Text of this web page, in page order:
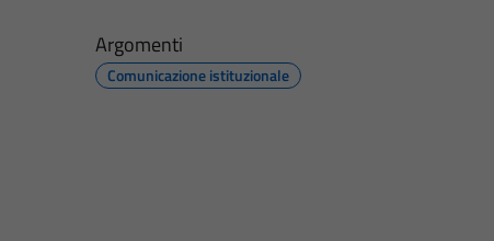
Argomenti
Comunicazione istituzionale